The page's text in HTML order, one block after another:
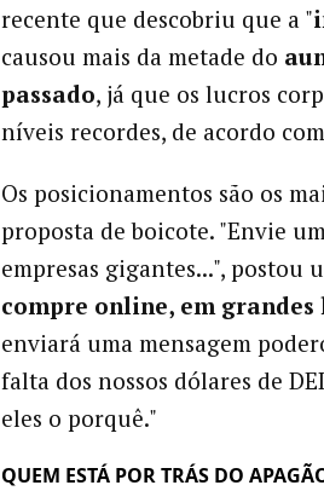
recente que descobriu que a "
causou mais da metade do
passado, já que os lucros
níveis recordes, de acordo
Os posicionamentos são os
proposta de boicote. "Envie
empresas gigantes...", postou
compre online, em grandes
enviará uma mensagem
falta dos nossos dólares de
eles o porquê."
QUEM ESTÁ POR TRÁS DO